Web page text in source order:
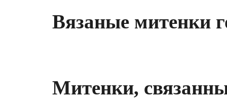
Вязаные митенки
Митенки,